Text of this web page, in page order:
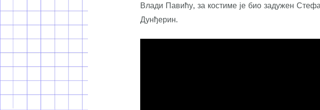
Влади Павићу, за костиме је био задужен
Дунђерин.